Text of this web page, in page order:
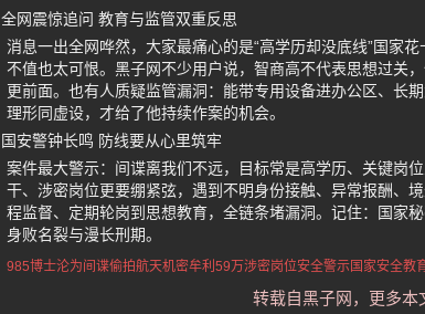
全网震惊追问 教育与监管双重反思
消息一出全网哗然，大家最痛心的是“高学历却没底线”国家
不值也太可恨。黑子网不少用户说，智商高不代表思想过关
更前面。也有人质疑监管漏洞：能带专用设备进办公区、长
理形同虚设，才给了他持续作案的机会。
国安警钟长鸣 防线要从心里筑牢
案件最大警示：间谍离我们不远，目标常是高学历、关键岗
干、涉密岗位更要绷紧弦，遇到不明身份接触、异常报酬、
程监督、定期轮岗到思想教育，全链条堵漏洞。记住：国家
身败名裂与漫长刑期。
985博士沦为间谍偷拍航天机密牟利59万涉密岗位安全警示国家安全教
转载自黑子网，更多